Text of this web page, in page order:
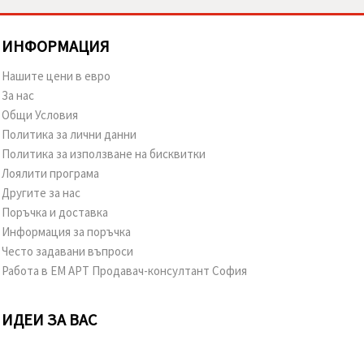
ИНФОРМАЦИЯ
Нашите цени в евро
За нас
Общи Условия
Политика за лични данни
Политика за използване на бисквитки
Лоялити програма
Другите за нас
Поръчка и доставка
Информация за поръчка
Често задавани въпроси
Работа в ЕМ АРТ Продавач-консултант София
ИДЕИ ЗА ВАС